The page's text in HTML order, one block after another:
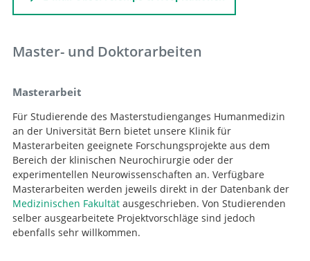
Master- und Doktorarbeiten
Masterarbeit
Für Studierende des Masterstudienganges Humanmedizin
an der Universität Bern bietet unsere Klinik für
Masterarbeiten geeignete Forschungsprojekte aus dem
Bereich der klinischen Neurochirurgie oder der
experimentellen Neurowissenschaften an. Verfügbare
Masterarbeiten werden jeweils direkt in der Datenbank der
Medizinischen Fakultätausgeschrieben. Von Studierenden
selber ausgearbeitete Projektvorschläge sind jedoch
ebenfalls sehr willkommen.